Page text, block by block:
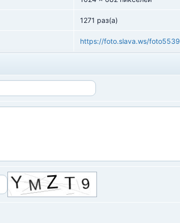
1271 раз(а)
https://foto.slava.ws/foto5539